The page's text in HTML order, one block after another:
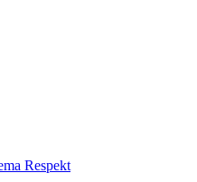
Respekt